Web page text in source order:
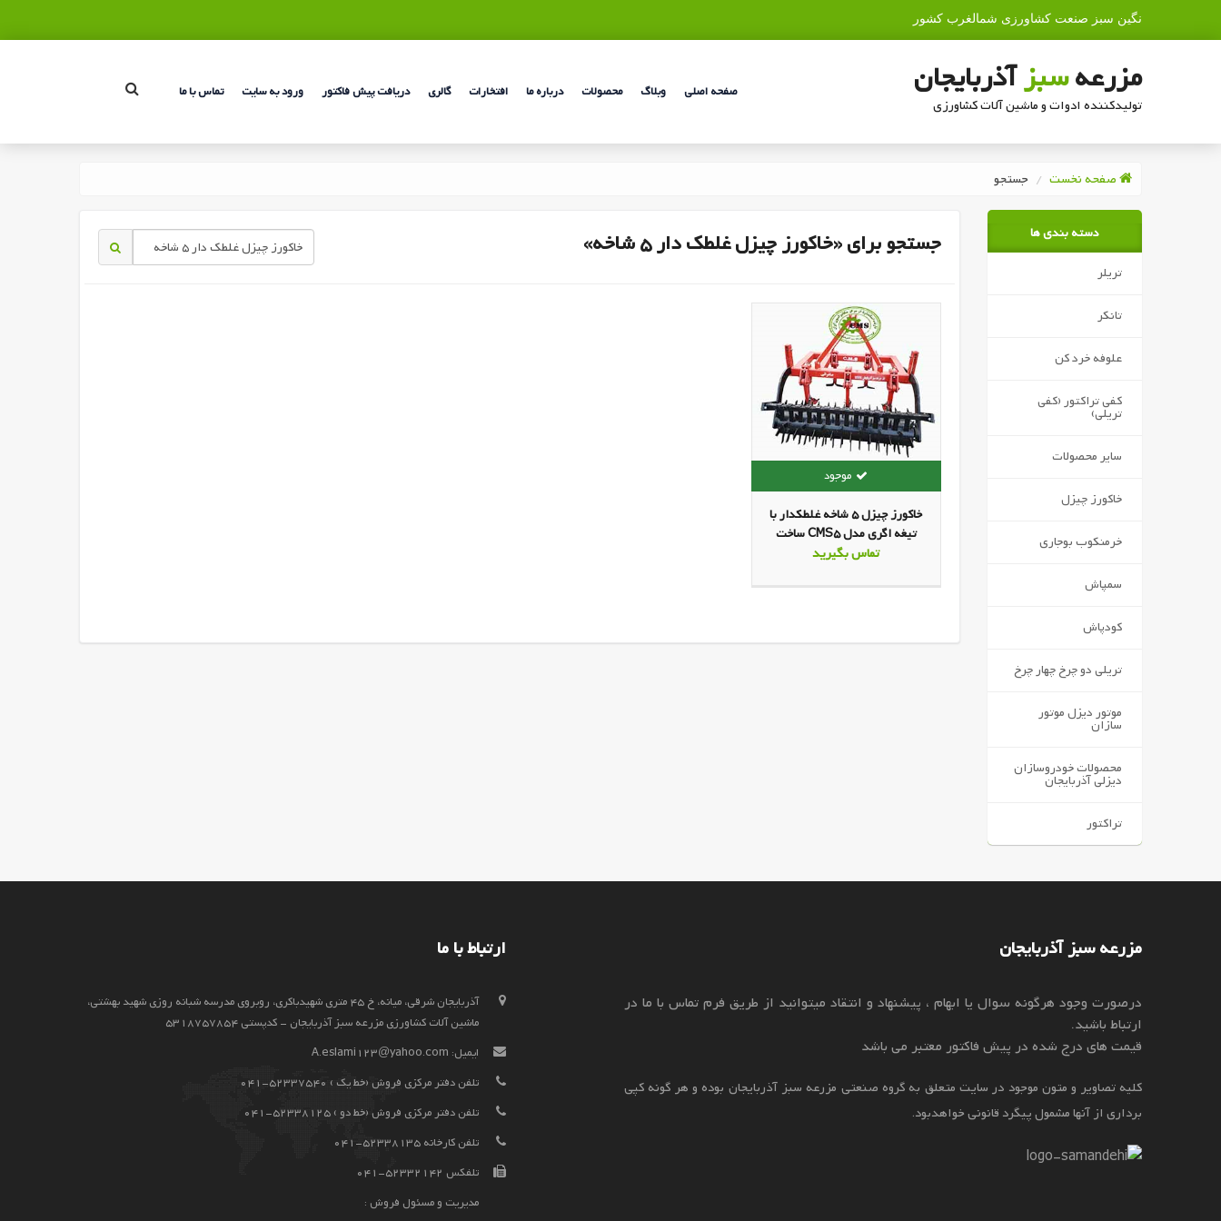
نگین سبز صنعت کشاورزی شمالغرب کشور
مزرعهسبزآذربایجان
تولیدکننده ادوات و ماشین آلات کشاورزی
صفحه اصلی وبلاگ محصولات درباره ما افتخارات گالری دریافت پیش فاکتور ورود به سایت تماس با ما
صفحه نخست جستجو
دسته بندی ها
تریلر
تانکر
علوفه خرد کن
کفی تراکتور (کفی
تریلی)
سایر محصولات
خاکورز چیزل
خرمنکوب بوجاری
سمپاش
کودپاش
تریلی دو چرخ چهار چرخ
موتور دیزل موتور
سازان
محصولات خودروسازان
دیزلی آذربایجان
تراکتور
جستجو برای «خاکورز چیزل غلطک دار 5 شاخه»
خاکورز چیزل 5 شاخه غلطکدار با
تیغه اگری مدل CMS5 ساخت
مزرعه سبز آذربایجان
تماس بگیرید
مزرعه سبز آذربایجان
درصورت وجود هرگونه سوال یا ابهام ، پیشنهاد و انتقاد میتوانید از طریق فرم تماس با ما در
ارتباط باشید.
قیمت های درج شده در پیش فاکتور معتبر می باشد
کلیه تصاویر و متون موجود در سایت متعلق به گروه صنعتی مزرعه سبز آذربایجان بوده و هر گونه کپی
برداری از آنها مشمول پیگرد قانونی خواهدبود.
ارتباط با ما
آذربايجان شرقي، ميانه، خ 45 متری شهیدباکری، روبروی مدرسه شبانه روزی شهید بهشتی،
ماشین آلات کشاورزی مزرعه سبز آذربایجان - کدپستی 5318757854
ایمیل: A.eslami123@yahoo.com
تلفن دفتر مرکزی فروش (خط یک ) 52337540-041
تلفن دفتر مرکزی فروش (خط دو ) 52338125-041
تلفن کارخانه 52338135-041
تلفکس 52332142-041
مدیریت و مسئول فروش :